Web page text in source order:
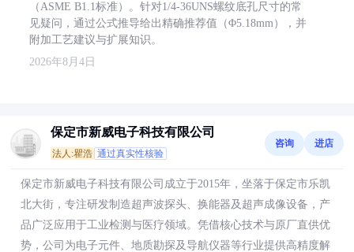
（ASME B1.1标准）。针对1/4-36UNS螺纹底孔尺寸的常
见疑问，通过公式推导给出精确推荐值（Φ5.18mm），并
附加工艺建议与扩展知识。
2026年8月4日
保定市新威电子科技有限公司
法人:瞿浩 通过真实性核验
咨询 进店
保定市新威电子科技有限公司成立于2015年，坐落于保定市乐凯
北大街，专注研发制造超声波探头、换能器及超声成像设备，产
品广泛应用于工业检测与医疗领域。凭借核心技术与原厂直供优
势，公司为电子元件、地质勘探及导航仪器等行业提供高精度解